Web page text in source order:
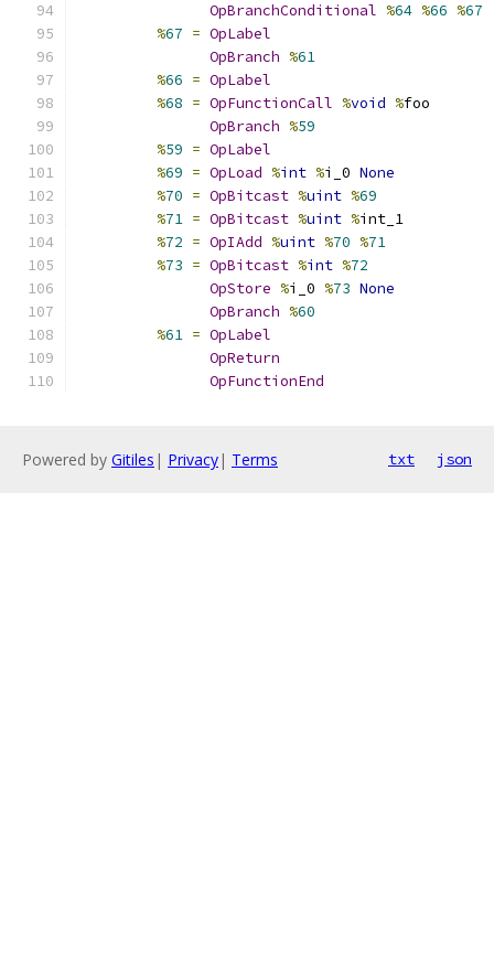
OpBranchConditional %64 %66 %67
%67 = OpLabel
OpBranch %61
%66 = OpLabel
%68 = OpFunctionCall %void %foo
OpBranch %59
%59 = OpLabel
%69 = OpLoad %int %i_0 None
%70 = OpBitcast %uint %69
%71 = OpBitcast %uint %int_1
%72 = OpIAdd %uint %70 %71
%73 = OpBitcast %int %72
OpStore %i_0 %73 None
OpBranch %60
%61 = OpLabel
OpReturn
OpFunctionEnd
Powered by Gitiles | Privacy| Terms txt json